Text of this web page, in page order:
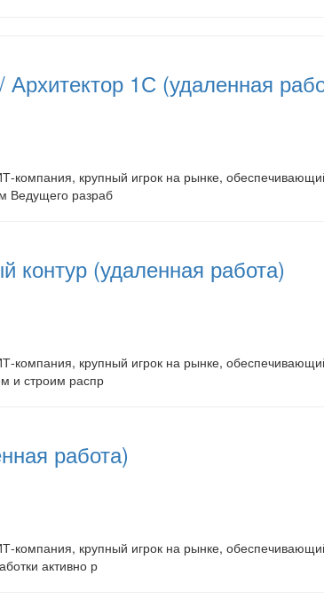
1С (удаленная
крупный игрок на рынке,
Ведущего разраб
контур (удаленная работа)
крупный игрок на рынке,
и строим распр
работа)
крупный игрок на рынке,
активно р